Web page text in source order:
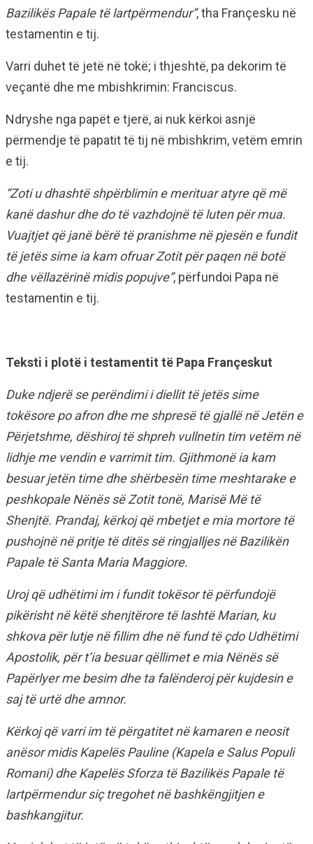
Bazilikës Papale të lartpërmendur”, tha Françesku në
testamentin e tij.
Varri duhet të jetë në tokë; i thjeshtë, pa dekorim të
veçantë dhe me mbishkrimin: Franciscus.
Ndryshe nga papët e tjerë, ai nuk kërkoi asnjë
përmendje të papatit të tij në mbishkrim, vetëm emrin
e tij.
“Zoti u dhashtë shpërblimin e merituar atyre që më
kanë dashur dhe do të vazhdojnë të luten për mua.
Vuajtjet që janë bërë të pranishme në pjesën e fundit
të jetës sime ia kam ofruar Zotit për paqen në botë
dhe vëllazërinë midis popujve”, përfundoi Papa në
testamentin e tij.
Teksti i plotë i testamentit të Papa Françeskut
Duke ndjerë se perëndimi i diellit të jetës sime
tokësore po afron dhe me shpresë të gjallë në Jetën e
Përjetshme, dëshiroj të shpreh vullnetin tim vetëm në
lidhje me vendin e varrimit tim. Gjithmonë ia kam
besuar jetën time dhe shërbesën time meshtarake e
peshkopale Nënës së Zotit tonë, Marisë Më të
Shenjtë. Prandaj, kërkoj që mbetjet e mia mortore të
pushojnë në pritje të ditës së ringjalljes në Bazilikën
Papale të Santa Maria Maggiore.
Uroj që udhëtimi im i fundit tokësor të përfundojë
pikërisht në këtë shenjtërore të lashtë Marian, ku
shkova për lutje në fillim dhe në fund të çdo Udhëtimi
Apostolik, për t’ia besuar qëllimet e mia Nënës së
Papërlyer me besim dhe ta falënderoj për kujdesin e
saj të urtë dhe amnor.
Kërkoj që varri im të përgatitet në kamaren e neosit
anësor midis Kapelës Pauline (Kapela e Salus Populi
Romani) dhe Kapelës Sforza të Bazilikës Papale të
lartpërmendur siç tregohet në bashkëngjitjen e
bashkangjitur.